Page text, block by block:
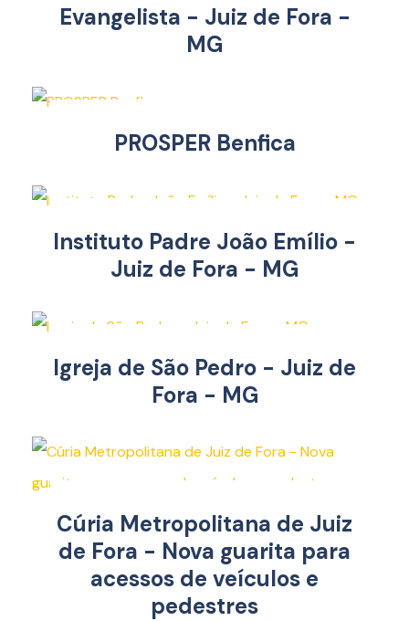
Evangelista - Juiz de Fora -
MG
PROSPER Benfica
Instituto Padre João Emílio -
Juiz de Fora - MG
Igreja de São Pedro - Juiz de
Fora - MG
Cúria Metropolitana de Juiz
de Fora - Nova guarita para
acessos de veículos e
pedestres